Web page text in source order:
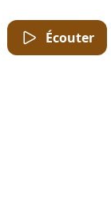
Écouter